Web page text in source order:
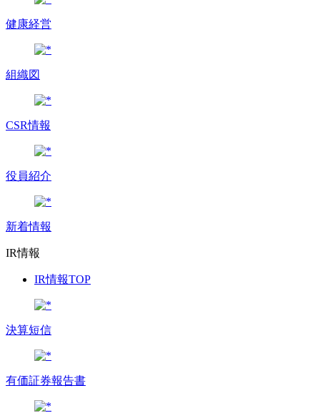
健康経営
組織図
CSR情報
役員紹介
新着情報
IR情報
IR情報TOP
決算短信
有価証券報告書